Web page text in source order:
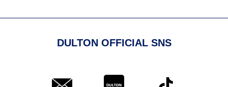
DULTON OFFICIAL SNS